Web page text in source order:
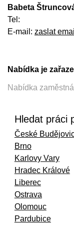
Babeta
Tel:
E-mail: zaslat email
Nabídka je
Nabídka
Hledat práci
České
Brno
Karlovy Vary
Hradec Králové
Liberec
Ostrava
Olomouc
Pardubice